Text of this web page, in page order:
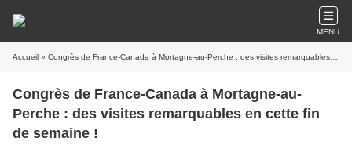
MENU
Accueil » Congrès de France-Canada à Mortagne-au-Perche : des visites remarquables en cette fin de semaine !
Congrès de France-Canada à Mortagne-au-
Perche : des visites remarquables en cette fin
de semaine !